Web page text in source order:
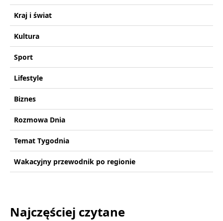
Kraj i świat
Kultura
Sport
Lifestyle
Biznes
Rozmowa Dnia
Temat Tygodnia
Wakacyjny przewodnik po regionie
Najczęściej czytane